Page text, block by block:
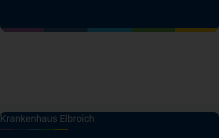
Krankenhaus Elbroich